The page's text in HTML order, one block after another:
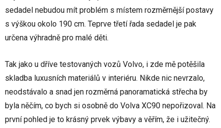
sedadel nebudou mít problém s místem rozměrnější postavy
s výškou okolo 190 cm. Teprve třetí řada sedadel je pak
určena výhradně pro malé děti.
Tak jako u dříve testovaných vozů Volvo, i zde mě potěšila
skladba luxusních materiálů v interiéru. Nikde nic nevrzalo,
neodstávalo a snad jen rozměrná panoramatická střecha by
byla něčím, co bych si osobně do Volva XC90 nepořizoval. Na
první pohled je to krásný prvek výbavy a věřím, že i užitečný.